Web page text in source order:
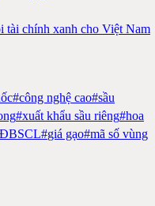
tài chính xanh cho Việt Nam
#công nghệ cao#sầu
#xuất khẩu sầu riêng#hoa
ĐBSCL#giá gạo#mã số vùng